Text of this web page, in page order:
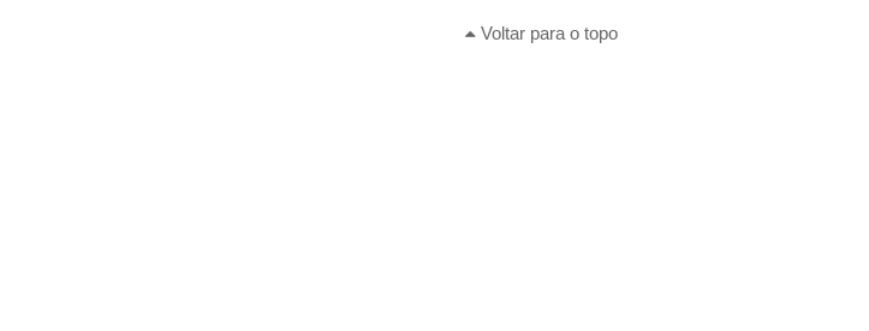
Voltar para o topo